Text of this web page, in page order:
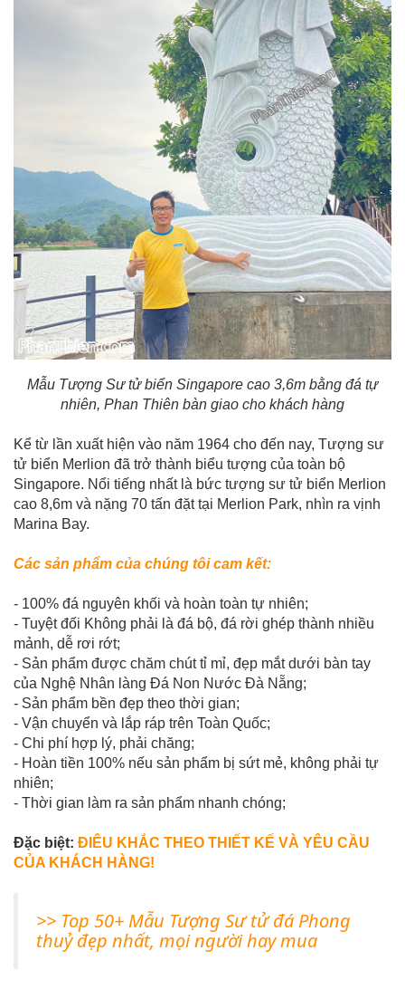
Mẫu Tượng Sư tử biển Singapore cao 3,6m bằng đá tự
nhiên, Phan Thiên bàn giao cho khách hàng
Kể từ lần xuất hiện vào năm 1964 cho đến nay, Tượng sư
tử biển Merlion đã trở thành biểu tượng của toàn bộ
Singapore. Nổi tiếng nhất là bức tượng sư tử biển Merlion
cao 8,6m và nặng 70 tấn đặt tại Merlion Park, nhìn ra vịnh
Marina Bay.
Các sản phẩm của chúng tôi cam kết:
- 100% đá nguyên khối và hoàn toàn tự nhiên;
- Tuyệt đối Không phải là đá bộ, đá rời ghép thành nhiều
mảnh, dễ rơi rớt;
- Sản phẩm được chăm chút tỉ mỉ, đẹp mắt dưới bàn tay
của Nghệ Nhân làng Đá Non Nước Đà Nẵng;
- Sản phẩm bền đẹp theo thời gian;
- Vận chuyển và lắp ráp trên Toàn Quốc;
- Chi phí hợp lý, phải chăng;
- Hoàn tiền 100% nếu sản phẩm bị sứt mẻ, không phải tự
nhiên;
- Thời gian làm ra sản phẩm nhanh chóng;
Đặc biệt: ĐIÊU KHẮC THEO THIẾT KẾ VÀ YÊU CẦU
CỦA KHÁCH HÀNG!
>> Top 50+ Mẫu Tượng Sư tử đá Phong
thuỷ đẹp nhất, mọi người hay mua